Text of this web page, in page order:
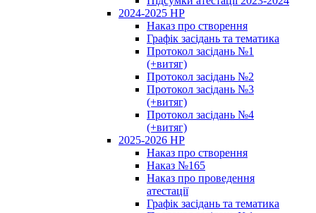
2024-2025 НР
Наказ про створення
Графік засідань та тематика
Протокол засідань №1
(+витяг)
Протокол засідань №2
Протокол засідань №3
(+витяг)
Протокол засідань №4
(+витяг)
2025-2026 НР
Наказ про створення
Наказ №165
Наказ про проведення
атестації
Графік засідань та тематика